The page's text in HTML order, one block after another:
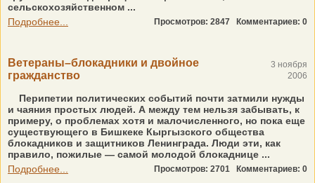
сельскохозяйственном ...
Подробнее...
Просмотров: 2847 Комментариев: 0
Ветераны–блокадники и двойное
гражданство
3 ноября
2006
Перипетии политических событий почти затмили нужды
и чаяния простых людей. А между тем нельзя забывать, к
примеру, о проблемах хотя и малочисленного, но пока еще
существующего в Бишкеке Кыргызского общества
блокадников и защитников Ленинграда. Люди эти, как
правило, пожилые — самой молодой блокаднице ...
Подробнее...
Просмотров: 2701 Комментариев: 0